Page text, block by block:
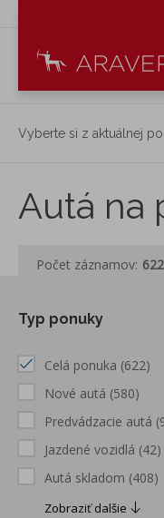
Vyberte si z aktuálnej
Autá na
Počet záznamov: 622
Typ ponuky
Celá ponuka (622)
Nové autá (580)
Predvádzacie autá
Jazdené vozidlá (42)
Autá skladom (408)
Zobraziť dalšie